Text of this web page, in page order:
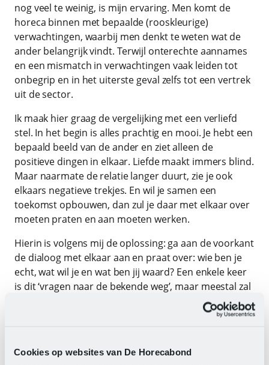
Cookies op websites van De Horecabond
nog veel te weinig, is mijn ervaring. Men komt de
horeca binnen met bepaalde (rooskleurige)
verwachtingen, waarbij men denkt te weten wat de
ander belangrijk vindt. Terwijl onterechte aannames
en een mismatch in verwachtingen vaak leiden tot
onbegrip en in het uiterste geval zelfs tot een vertrek
uit de sector.
Ik maak hier graag de vergelijking met een verliefd
stel. In het begin is alles prachtig en mooi. Je hebt een
bepaald beeld van de ander en ziet alleen de
positieve dingen in elkaar. Liefde maakt immers blind.
Maar naarmate de relatie langer duurt, zie je ook
elkaars negatieve trekjes. En wil je samen een
toekomst opbouwen, dan zul je daar met elkaar over
moeten praten en aan moeten werken.
Hierin is volgens mij de oplossing: ga aan de voorkant
de dialoog met elkaar aan en praat over: wie ben je
echt, wat wil je en wat ben jij waard? Een enkele keer
is dit ‘vragen naar de bekende weg’, maar meestal zal
dat niet zo zijn. Want iedereen zit anders in elkaar en
iedereen heeft z’n individuele behoeftes, vaak
Zo hebben veel jongeren behoefte aan flexibiliteit in